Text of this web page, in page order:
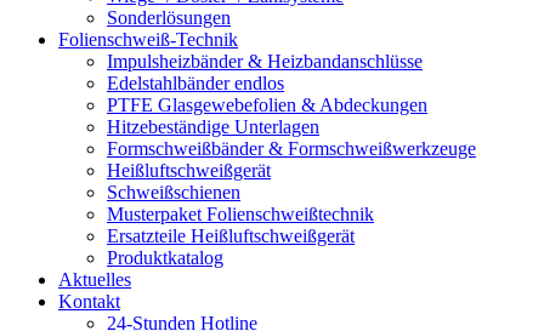
Sonderlösungen
Folienschweiß-Technik
Impuls­heizbänder & Heizband­anschlüsse
Edelstahlbänder endlos
PTFE Glas­gewebefolien & Abdeckungen
Hitzebeständige Unterlagen
Formschweiß­bänder & Formschweiß­werkzeuge
Heißluftschweißgerät
Schweiß­schienen
Musterpaket Folienschweißtechnik
Ersatzteile Heißluftschweißgerät
Produktkatalog
Aktuelles
Kontakt
24-Stunden Hotline